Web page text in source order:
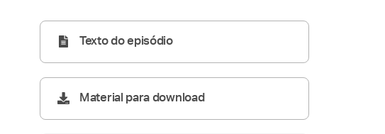
Texto do episódio
Material para download